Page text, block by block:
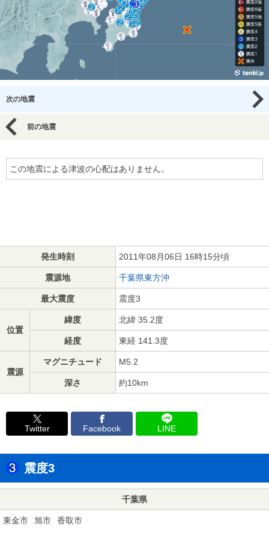
次の地震
前の地震
この地震による津波の心配はありません。
発生時刻 2011年08月06日 16時15分頃
震源地 千葉県東方沖
最大震度 震度3
位置
緯度 北緯 35.2度
経度 東経 141.3度
震源
マグニチュード M5.2
深さ 約10km
Twitter Facebook LINE
震度3
千葉県
東金市 旭市 香取市